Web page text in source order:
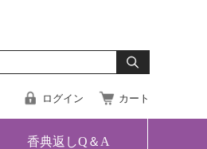
ログイン カート
香典返しQ＆A